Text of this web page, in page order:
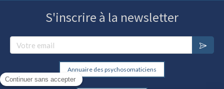
S'inscrire à la newsletter
Votre email
Annuaire des psychosomaticiens